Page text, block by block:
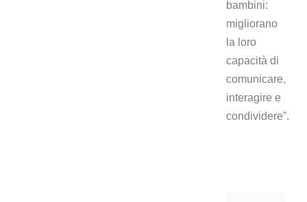
bambini:
migliorano
la loro
capacità di
comunicare,
interagire e
condividere”.